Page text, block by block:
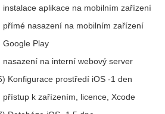
instalace aplikace na mobilním zařízení
přímé nasazení na mobilním zařízení
Google Play
nasazení na interní webový server
Konfigurace prostředí iOS -1 den
přístup k zařízením, licence, Xcode